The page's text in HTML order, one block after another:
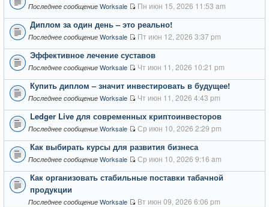
Последнее сообщение Worksale Пн июн 15, 2026 11:53 am
Диплом за один день – это реально!
Последнее сообщение Worksale Пт июн 12, 2026 3:37 pm
Эффективное лечение суставов
Последнее сообщение Worksale Чт июн 11, 2026 10:21 pm
Купить диплом – значит инвестировать в будущее!
Последнее сообщение Worksale Чт июн 11, 2026 4:43 pm
Ledger Live для современных криптоинвесторов
Последнее сообщение Worksale Ср июн 10, 2026 2:29 pm
Как выбирать курсы для развития бизнеса
Последнее сообщение Worksale Ср июн 10, 2026 9:16 am
Как организовать стабильные поставки табачной
продукции
Последнее сообщение Worksale Вт июн 09, 2026 6:06 pm